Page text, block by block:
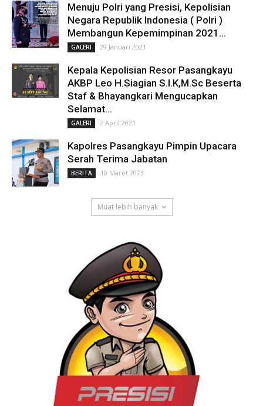
Menuju Polri yang Presisi, Kepolisian
Negara Republik Indonesia ( Polri )
Membangun Kepemimpinan 2021...
GALERI 29 Januari 2021
Kepala Kepolisian Resor Pasangkayu
AKBP Leo H.Siagian S.I.K,M.Sc Beserta
Staf & Bhayangkari Mengucapkan
Selamat...
GALERI 2 April 2021
Kapolres Pasangkayu Pimpin Upacara
Serah Terima Jabatan
BERITA 10 Maret 2023
Muat lebih banyak